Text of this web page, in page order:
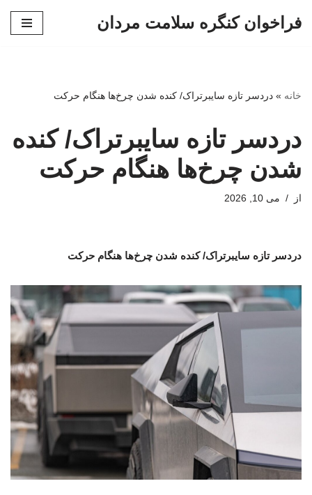
فراخوان کنگره سلامت مردان
خانه » دردسر تازه سایبرتراک/ کنده شدن چرخ‌ها هنگام حرکت
دردسر تازه سایبرتراک/ کنده
شدن چرخ‌ها هنگام حرکت
از می 10, 2026
دردسر تازه سایبرتراک/ کنده شدن چرخ‌ها هنگام حرکت